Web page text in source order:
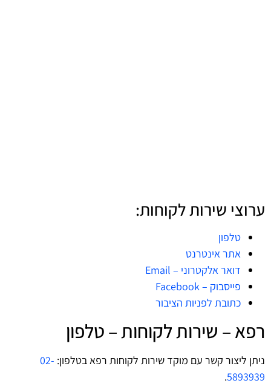
ערוצי שירות לקוחות:
טלפון
אתר אינטרנט
דואר אלקטרוני – Email
פייסבוק – Facebook
כתובת לפניות הציבור
רפא – שירות לקוחות – טלפון
ניתן ליצור קשר עם מוקד שירות לקוחות רפא בטלפון: 02-
5893939
.